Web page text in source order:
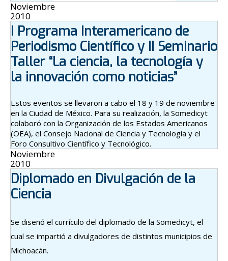
Noviembre
2010
I Programa Interamericano de
Periodismo Científico y II Seminario
Taller “La ciencia, la tecnología y
la innovación como noticias”
Estos eventos se llevaron a cabo el 18 y 19 de noviembre
en la Ciudad de México. Para su realización, la Somedicyt
colaboró con la Organización de los Estados Americanos
(OEA), el Consejo Nacional de Ciencia y Tecnología y el
Foro Consultivo Científico y Tecnológico.
Noviembre
2010
Diplomado en Divulgación de la
Ciencia
Se diseñó el currículo del diplomado de la Somedicyt, el
cual se impartió a divulgadores de distintos municipios de
Michoacán.